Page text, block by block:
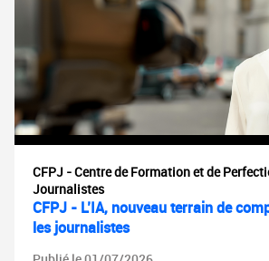
CFPJ - Centre de Formation et de
Journalistes
CFPJ - L’IA, nouveau terrain de
les journalistes